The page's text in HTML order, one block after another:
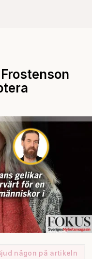
någon på artikeln